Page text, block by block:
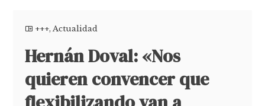
+++,Actualidad
Hernán Doval: «Nos
quieren convencer que